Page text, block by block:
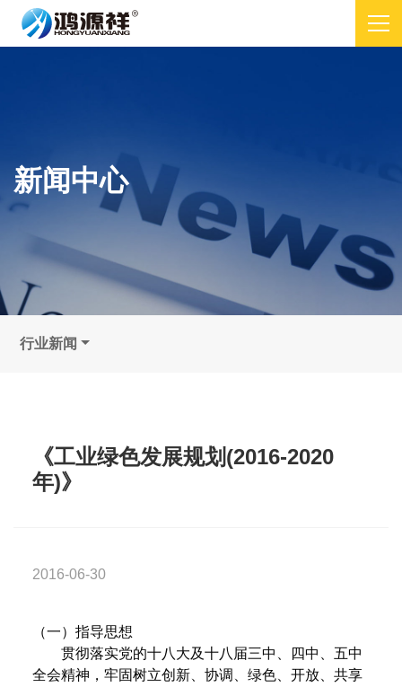
新闻中心
行业新闻
《工业绿色发展规划(2016-2020
年)》
2016-06-30
（一）指导思想
贯彻落实党的十八大及十八届三中、四中、五中
全会精神，牢固树立创新、协调、绿色、开放、共享